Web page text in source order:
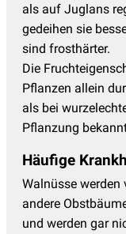
als auf Juglans
gedeihen sie
sind frosthärter.
Die
Pflanzen allein
als bei
Pflanzung
Häufige
Walnüsse
andere
und werden gar